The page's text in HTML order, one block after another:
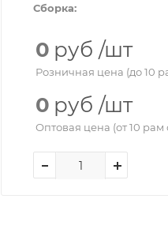
Сборка:
0 руб /шт
Розничная цена (до 10
0 руб /шт
Оптовая цена (от 10